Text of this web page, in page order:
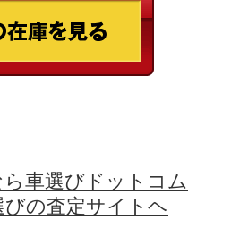
車選びドットコム
びの査定サイトヘ